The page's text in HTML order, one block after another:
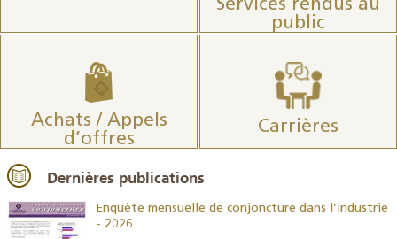
Services rendus au
public
Achats / Appels
d’offres
Carrières
Dernières publications
Enquête mensuelle de conjoncture dans l’industrie
- 2026